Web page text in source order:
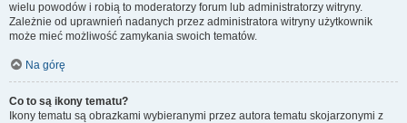
wielu powodów i robią to moderatorzy forum lub administratorzy witryny.
Zależnie od uprawnień nadanych przez administratora witryny użytkownik
może mieć możliwość zamykania swoich tematów.
Na górę
Co to są ikony tematu?
Ikony tematu są obrazkami wybieranymi przez autora tematu skojarzonymi z